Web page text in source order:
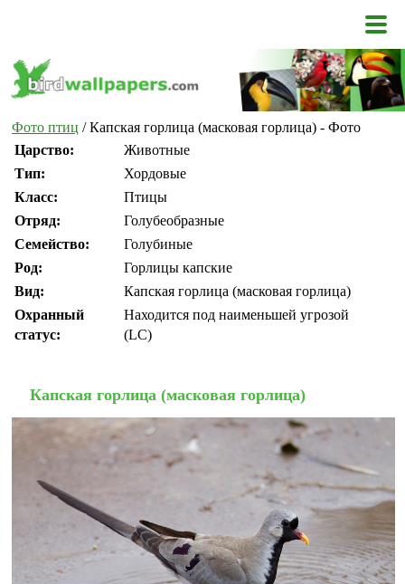
Фото птиц / Капская горлица (масковая горлица) - Фото
Царство:
Животные
Тип:
Хордовые
Класс:
Птицы
Отряд:
Голубеобразные
Семейство:
Голубиные
Род:
Горлицы капские
Вид:
Капская горлица (масковая горлица)
Охранный
статус:
Находится под наименьшей угрозой
(LC)
Капская горлица (масковая горлица)